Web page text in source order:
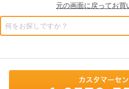
元の画面に戻ってお買
何をお探しですか？